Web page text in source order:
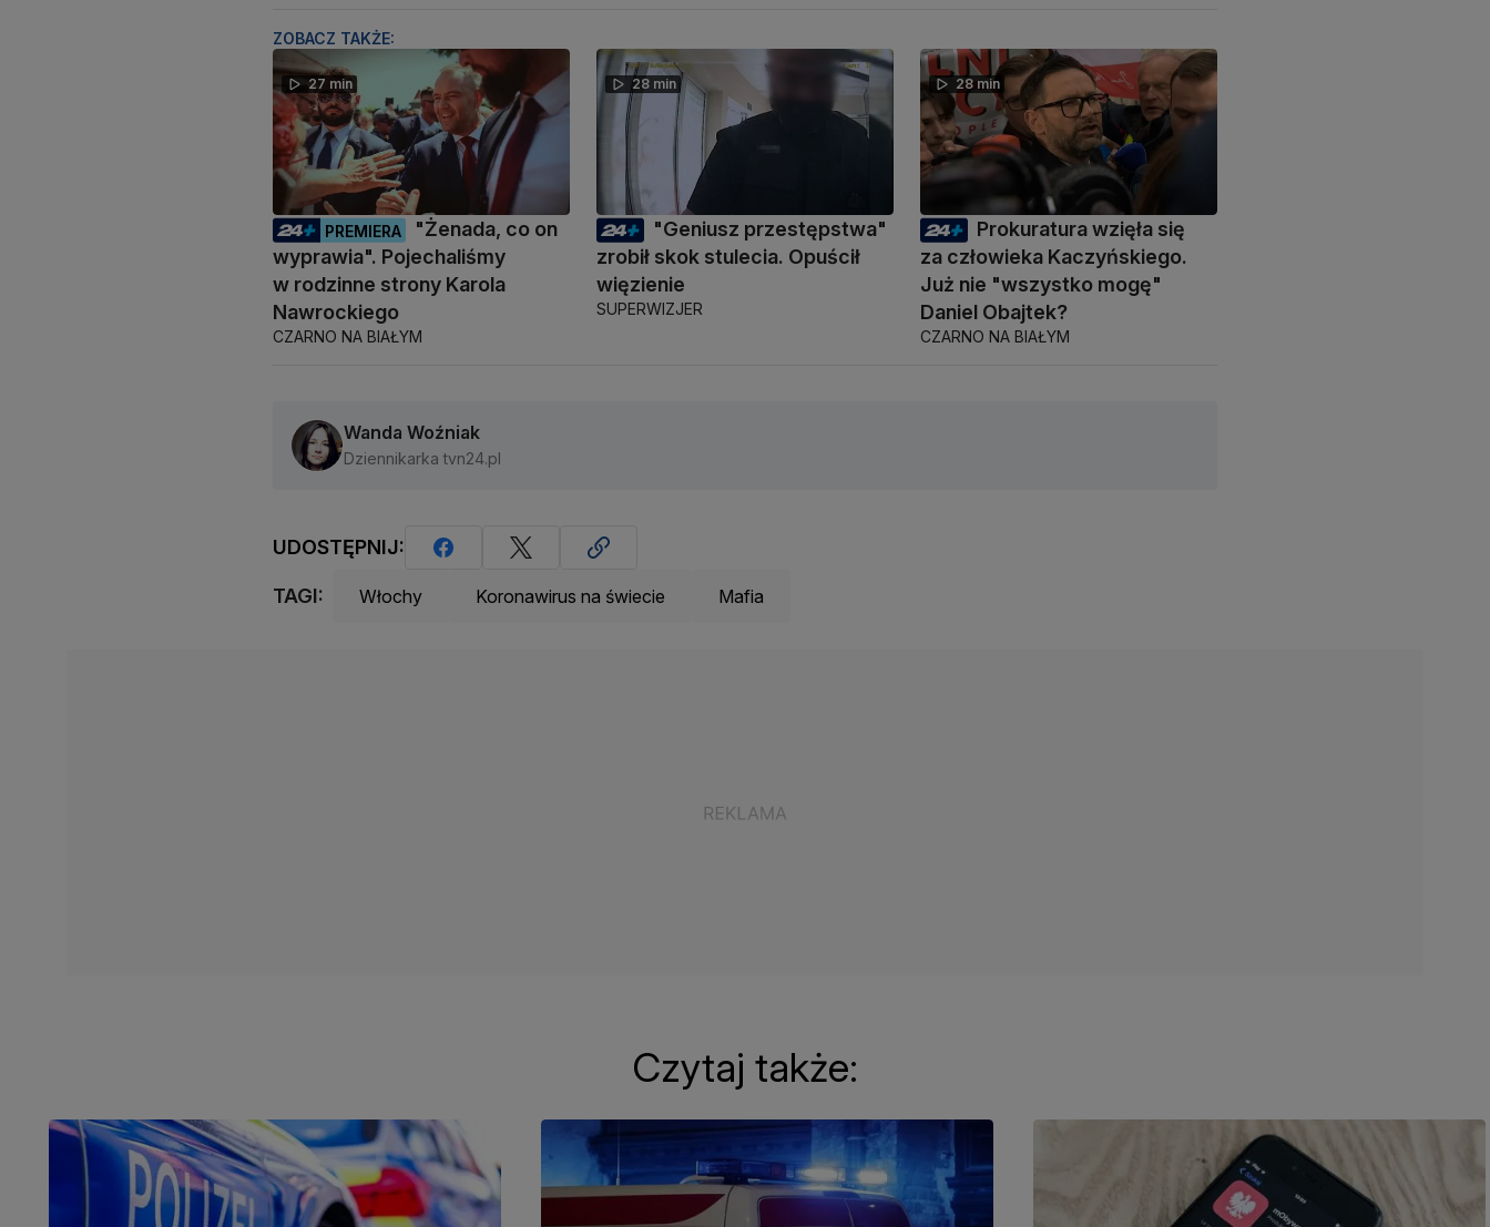
ZOBACZ TAKŻE:
27 min
PREMIERA
"Żenada, co on
wyprawia". Pojechaliśmy
w rodzinne strony Karola
Nawrockiego
CZARNO NA BIAŁYM
28 min
"Geniusz przestępstwa"
zrobił skok stulecia. Opuścił
więzienie
SUPERWIZJER
28 min
Prokuratura wzięła się
za człowieka Kaczyńskiego.
Już nie "wszystko mogę"
Daniel Obajtek?
CZARNO NA BIAŁYM
Wanda Woźniak
Dziennikarka tvn24.pl
UDOSTĘPNIJ:
TAGI: Włochy Koronawirus na świecie Mafia
Czytaj także: